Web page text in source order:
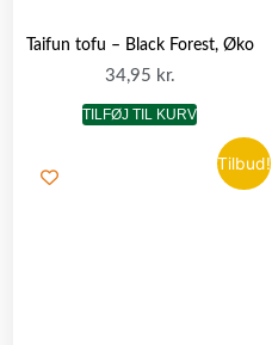
Taifun tofu – Black Forest, Øko
34,95 kr.
TILFØJ TIL KURV
Tilbud!